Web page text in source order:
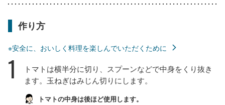
作り方
※安全に、おいしく料理を楽しんでいただくために
1
トマトは横半分に切り、スプーンなどで中身をくり抜き
ます。玉ねぎはみじん切りにします。
トマトの中身は後ほど使用します。